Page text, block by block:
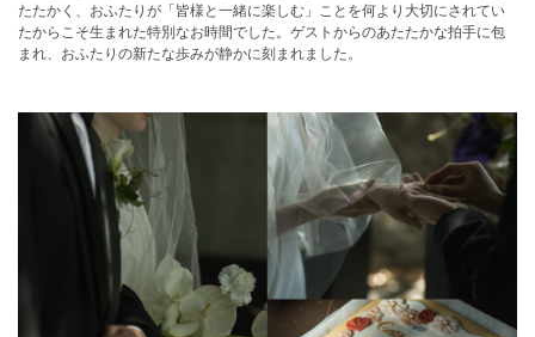
たたかく、おふたりが「皆様と一緒に楽しむ」ことを何より大切にされてい
たからこそ生まれた特別なお時間でした。ゲストからのあたたかな拍手に包
まれ、おふたりの新たな歩みが静かに刻まれました。